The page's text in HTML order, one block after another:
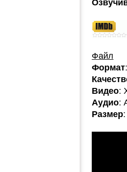
Файл
Формат
Видео:
Аудио:
Размер